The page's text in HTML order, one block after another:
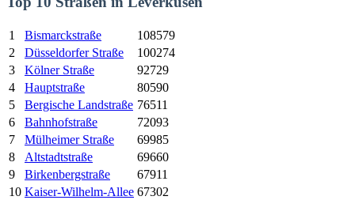
1 Bismarckstraße
108579
2
Düsseldorfer Straße
100274
3
Kölner Straße
92729
4
Hauptstraße
80590
5
Bergische Landstraße 76511
6
Bahnhofstraße
72093
7
Mülheimer Straße
69985
8
Altstadtstraße
69660
9
Birkenbergstraße
67911
10 Kaiser-Wilhelm-Allee 67302